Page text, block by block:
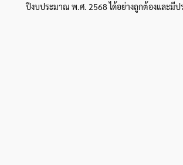
ปีงบประมาณ พ.ศ. 2568 ได้อย่างถูกต้องและมี